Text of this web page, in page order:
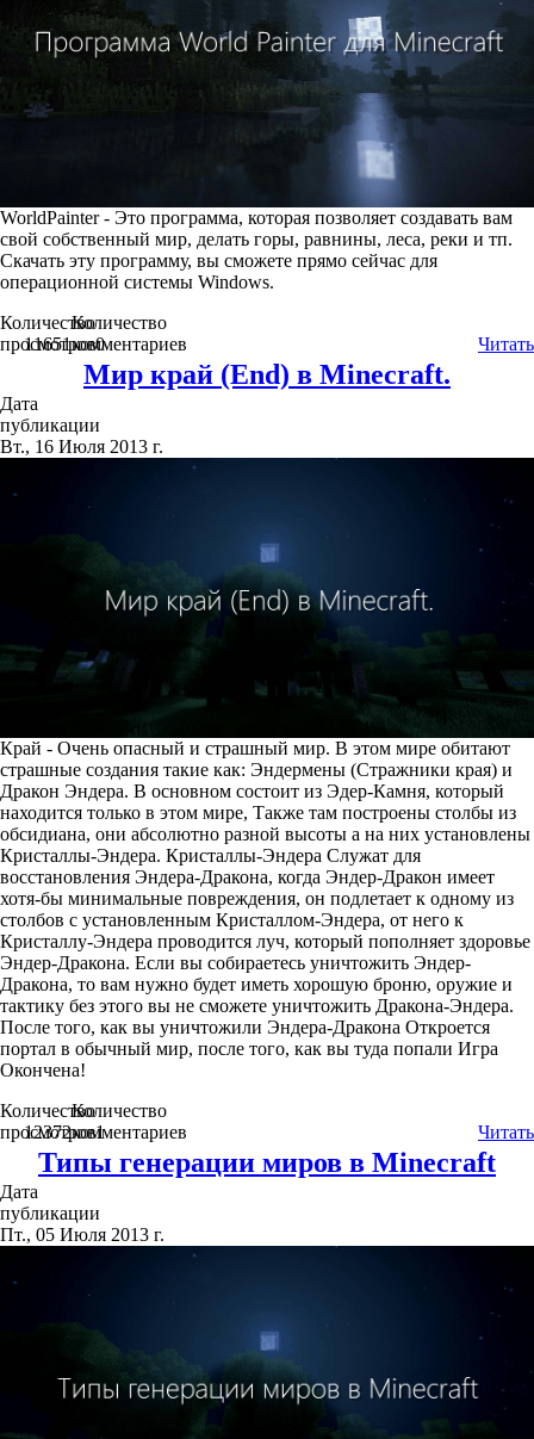
WorldPainter - Это программа, которая позволяет создавать вам
свой собственный мир, делать горы, равнины, леса, реки и тп.
Скачать эту программу, вы сможете прямо сейчас для
операционной системы Windows.
Количество
просмотров
11651
Количество
комментариев
0 Читать
Мир край (End) в Minecraft.
Дата
публикации
Вт., 16 Июля 2013 г.
Край - Очень опасный и страшный мир. В этом мире обитают
страшные создания такие как: Эндермены (Стражники края) и
Дракон Эндера. В основном состоит из Эдер-Камня, который
находится только в этом мире, Также там построены столбы из
обсидиана, они абсолютно разной высоты а на них установлены
Кристаллы-Эндера. Кристаллы-Эндера Служат для
восстановления Эндера-Дракона, когда Эндер-Дракон имеет
хотя-бы минимальные повреждения, он подлетает к одному из
столбов с установленным Кристаллом-Эндера, от него к
Кристаллу-Эндера проводится луч, который пополняет здоровье
Эндер-Дракона. Если вы собираетесь уничтожить Эндер-
Дракона, то вам нужно будет иметь хорошую броню, оружие и
тактику без этого вы не сможете уничтожить Дракона-Эндера.
После того, как вы уничтожили Эндера-Дракона Откроется
портал в обычный мир, после того, как вы туда попали Игра
Окончена!
Количество
просмотров
12372
Количество
комментариев
1 Читать
Типы генерации миров в Minecraft
Дата
публикации
Пт., 05 Июля 2013 г.